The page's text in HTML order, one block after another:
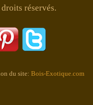
réservés.
du site: Bois-Exotique.com